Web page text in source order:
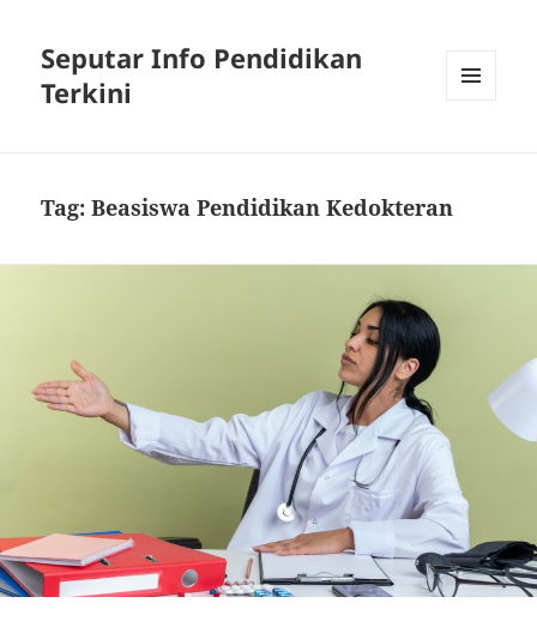
Seputar Info Pendidikan
Terkini
Tag:Beasiswa Pendidikan Kedokteran